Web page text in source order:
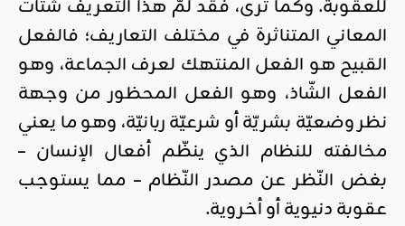
للعقوبة. وكما ترى، فقد لمّ هذا التعريف شتات
المعاني المتناثرة في مختلف التعاريف؛ فالفعل
القبيح هو الفعل المنتهك لعرف الجماعة، وهو
الفعل الشّاذ، وهو الفعل المحظور من وجهة
نظر وضعيّة بشريّة أو شرعيّة ربانيّة، وهو ما يعني
مخالفته للنظام الذي ينظّم أفعال الإنسان –
بغض النّظر عن مصدر النّظام – مما يستوجب
عقوبة دنيوية أو أخروية.